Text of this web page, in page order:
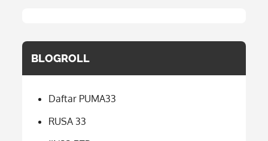
BLOGROLL
Daftar PUMA33
RUSA 33